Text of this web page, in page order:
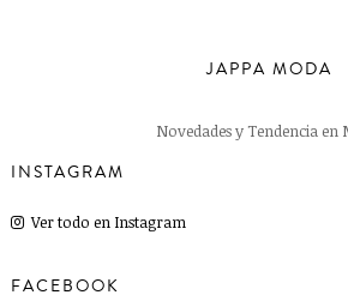
JAPPA MODA
Novedades y Tendencia en
INSTAGRAM
Ver todo en Instagram
FACEBOOK